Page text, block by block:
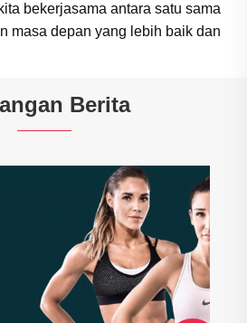
bekerjasama antara satu sama
masa depan yang lebih baik dan
Berita